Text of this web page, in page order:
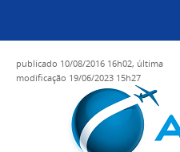
publicado 10/08/2016 16h02, última
modificação 19/06/2023 15h27